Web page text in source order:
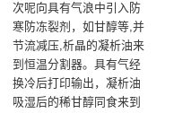
次呢向具有气浪中引入防
寒防冻裂剂，如甘醇等,并
节流减压,析晶的凝析油来
到恒温分割器。具有气经
换冷后打印输出，凝析油
吸湿后的稀甘醇同食来到